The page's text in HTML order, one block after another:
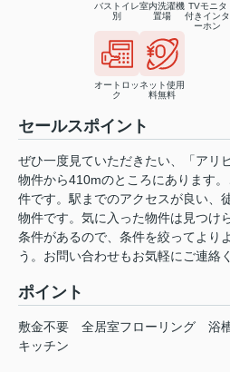
バストイレ
別
室内洗濯機
置場
TVモニタ
付きインタ
ーホン
オートロッ
ク
ネット使用
料無料
セールスポイント
ぜひ一度見ていただきたい、「アリ
物件から410mのところにあります
件です。駅までのアクセスが良い、
物件です。気に入った物件は見つけ
条件があるので、条件を絞ってより
う。お問い合わせもお気軽にご連絡
ポイント
敷金不要 全居室フローリング 浴
キッチン